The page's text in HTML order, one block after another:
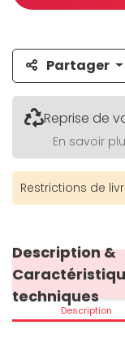
Partager
Reprise de
En savoir
Restrictions de
Description &
techniques
Description